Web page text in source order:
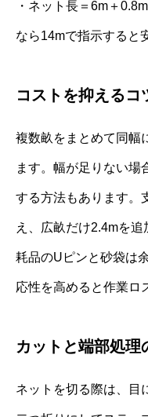
・ネット長＝6m＋
なら14mで指示すると
コストを抑えるコ
複数畝をまとめて同幅
ます。幅が足りない場
する方法もあります。
え、広畝だけ2.4mを
耗品のUピンと砂袋は
応性を高めると作業ロ
カットと端部処理
ネットを切る際は、目